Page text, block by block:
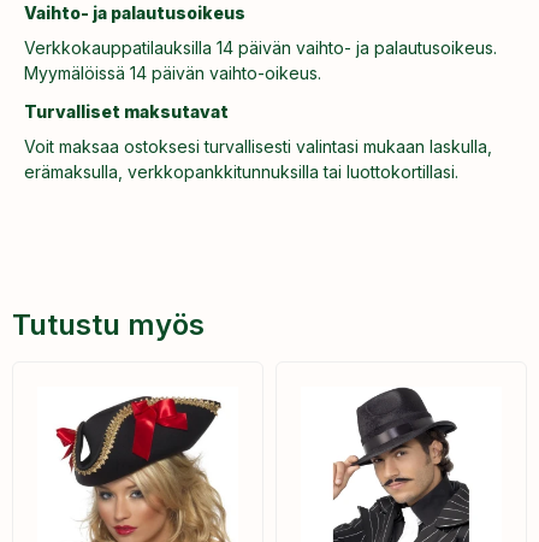
Vaihto- ja palautusoikeus
Verkkokauppatilauksilla 14 päivän vaihto- ja palautusoikeus.
Myymälöissä 14 päivän vaihto-oikeus.
Turvalliset maksutavat
Voit maksaa ostoksesi turvallisesti valintasi mukaan laskulla,
erämaksulla, verkkopankkitunnuksilla tai luottokortillasi.
Tutustu myös